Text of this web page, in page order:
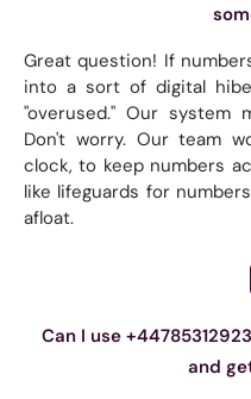
Great question! If
into a sort of digital
"overused." Our system
Don't worry. Our team
clock, to keep numbers
like lifeguards for
afloat.
Can I use
and